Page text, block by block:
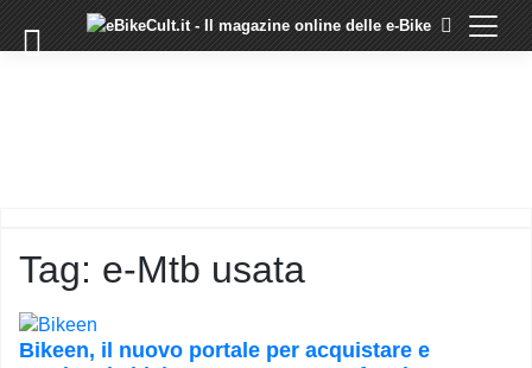
×
TUTORIAL
STAFF
DI
Tag: e-Mtb usata
Bikeen, il nuovo portale per acquistare e